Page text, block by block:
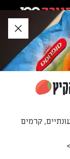
קרמים